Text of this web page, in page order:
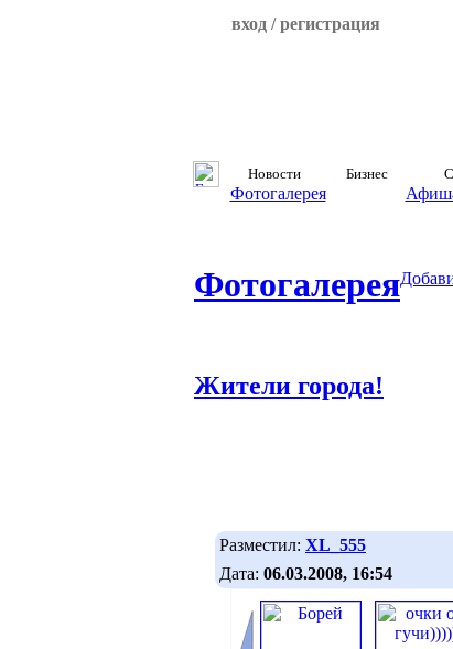
вход / регистрация
Новости Бизнес
Фотогалерея
Фотогалерея
Жители города!
Разместил: XL_555
Дата: 06.03.2008, 16:54